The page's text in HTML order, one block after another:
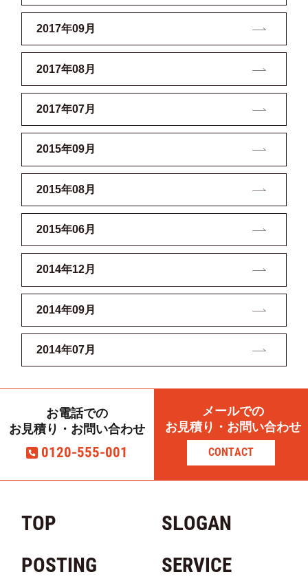
2017年09月
2017年08月
2017年07月
2015年09月
2015年08月
2015年06月
2014年12月
2014年09月
2014年07月
お電話での
お見積り・お問い合わせ
0120-555-001
メールでの
お見積り・お問い合わせ
CONTACT
TOP
SLOGAN
POSTING
SERVICE